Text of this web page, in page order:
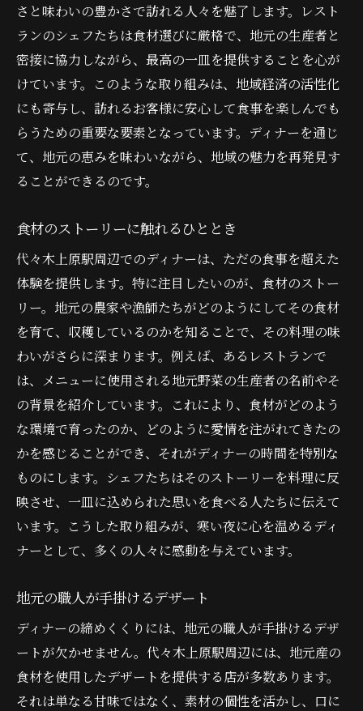
さと味わいの豊かさで訪れる人々を魅了します。レスト
ランのシェフたちは食材選びに厳格で、地元の生産者と
密接に協力しながら、最高の一皿を提供することを心が
けています。このような取り組みは、地域経済の活性化
にも寄与し、訪れるお客様に安心して食事を楽しんでも
らうための重要な要素となっています。ディナーを通じ
て、地元の恵みを味わいながら、地域の魅力を再発見す
ることができるのです。
食材のストーリーに触れるひととき
代々木上原駅周辺でのディナーは、ただの食事を超えた
体験を提供します。特に注目したいのが、食材のストー
リー。地元の農家や漁師たちがどのようにしてその食材
を育て、収穫しているのかを知ることで、その料理の味
わいがさらに深まります。例えば、あるレストランで
は、メニューに使用される地元野菜の生産者の名前やそ
の背景を紹介しています。これにより、食材がどのよう
な環境で育ったのか、どのように愛情を注がれてきたの
かを感じることができ、それがディナーの時間を特別な
ものにします。シェフたちはそのストーリーを料理に反
映させ、一皿に込められた思いを食べる人たちに伝えて
います。こうした取り組みが、寒い夜に心を温めるディ
ナーとして、多くの人々に感動を与えています。
地元の職人が手掛けるデザート
ディナーの締めくくりには、地元の職人が手掛けるデザ
ートが欠かせません。代々木上原駅周辺には、地元産の
食材を使用したデザートを提供する店が多数あります。
それは単なる甘味ではなく、素材の個性を活かし、口に